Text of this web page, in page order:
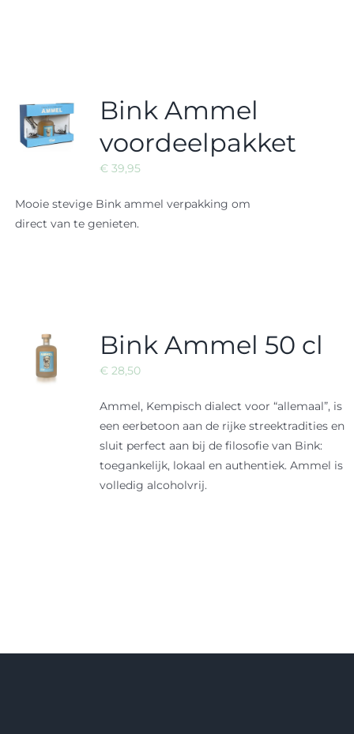
Bink Ammel
voordeelpakket
€39,95
Mooie stevige Bink ammel verpakking om
direct van te genieten.
Bink Ammel 50 cl
€28,50
Ammel, Kempisch dialect voor “allemaal”, is
een eerbetoon aan de rijke streektradities en
sluit perfect aan bij de filosofie van Bink:
toegankelijk, lokaal en authentiek. Ammel is
volledig alcoholvrij.